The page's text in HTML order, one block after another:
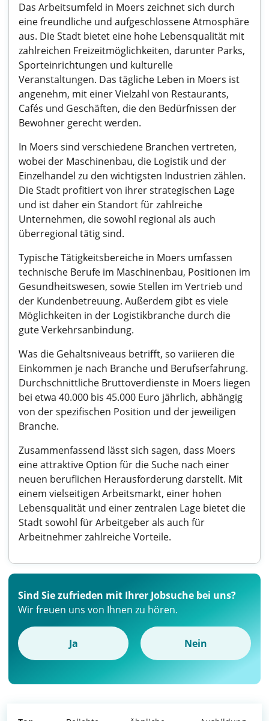
Das Arbeitsumfeld in Moers zeichnet sich durch
eine freundliche und aufgeschlossene Atmosphäre
aus. Die Stadt bietet eine hohe Lebensqualität mit
zahlreichen Freizeitmöglichkeiten, darunter Parks,
Sporteinrichtungen und kulturelle
Veranstaltungen. Das tägliche Leben in Moers ist
angenehm, mit einer Vielzahl von Restaurants,
Cafés und Geschäften, die den Bedürfnissen der
Bewohner gerecht werden.
In Moers sind verschiedene Branchen vertreten,
wobei der Maschinenbau, die Logistik und der
Einzelhandel zu den wichtigsten Industrien zählen.
Die Stadt profitiert von ihrer strategischen Lage
und ist daher ein Standort für zahlreiche
Unternehmen, die sowohl regional als auch
überregional tätig sind.
Typische Tätigkeitsbereiche in Moers umfassen
technische Berufe im Maschinenbau, Positionen im
Gesundheitswesen, sowie Stellen im Vertrieb und
der Kundenbetreuung. Außerdem gibt es viele
Möglichkeiten in der Logistikbranche durch die
gute Verkehrsanbindung.
Was die Gehaltsniveaus betrifft, so variieren die
Einkommen je nach Branche und Berufserfahrung.
Durchschnittliche Bruttoverdienste in Moers liegen
bei etwa 40.000 bis 45.000 Euro jährlich, abhängig
von der spezifischen Position und der jeweiligen
Branche.
Zusammenfassend lässt sich sagen, dass Moers
eine attraktive Option für die Suche nach einer
neuen beruflichen Herausforderung darstellt. Mit
einem vielseitigen Arbeitsmarkt, einer hohen
Lebensqualität und einer zentralen Lage bietet die
Stadt sowohl für Arbeitgeber als auch für
Arbeitnehmer zahlreiche Vorteile.
Sind Sie zufrieden mit Ihrer Jobsuche bei uns?
Wir freuen uns von Ihnen zu hören.
Ja Nein